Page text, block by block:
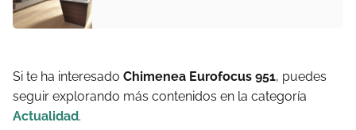
Si te ha interesado Chimenea Eurofocus 951, puedes
seguir explorando más contenidos en la categoría
Actualidad.